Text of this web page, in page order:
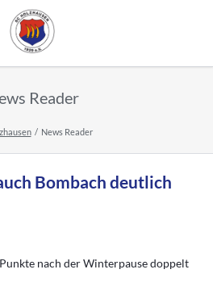
Reader
News Reader
Bombach deutlich
nach der Winterpause doppelt